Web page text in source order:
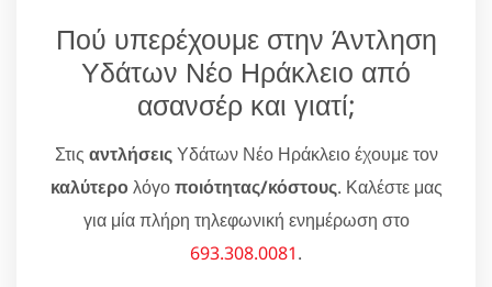
Πού υπερέχουμε στην Άντληση
Υδάτων Νέο Ηράκλειο από
ασανσέρ και γιατί;
Στις αντλήσειςΥδάτων Νέο Ηράκλειο έχουμε τον
καλύτερολόγοποιότητας/κόστους. Καλέστε μας
για μία πλήρη τηλεφωνική ενημέρωση στο
693.308.0081.